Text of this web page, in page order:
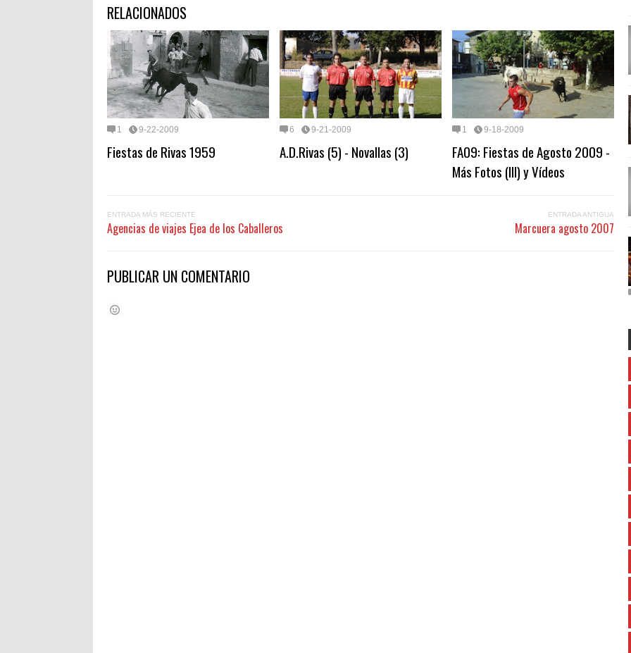
RELACIONADOS
1 9-22-2009
Fiestas de Rivas 1959
6 9-21-2009
A.D.Rivas (5) - Novallas (3)
1 9-18-2009
FA09: Fiestas de Agosto 2009 -
Más Fotos (III) y Vídeos
ENTRADA MÁS RECIENTE
Agencias de viajes Ejea de los Caballeros
ENTRADA ANTIGUA
Marcuera agosto 2007
PUBLICAR UN COMENTARIO